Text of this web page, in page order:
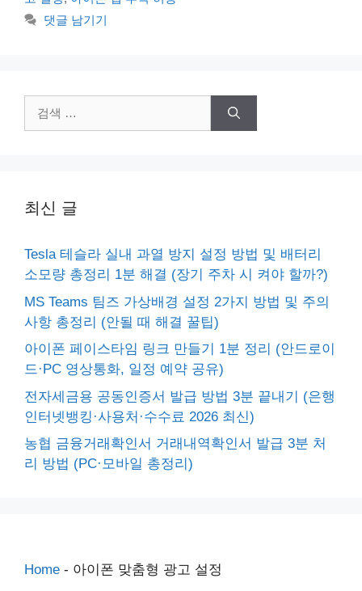
리
댓글 남기기
최신 글
Tesla 테슬라 실내 과열 방지 설정 방법 및 배터리
소모량 총정리 1분 해결 (장기 주차 시 켜야 할까?)
MS Teams 팀즈 가상배경 설정 2가지 방법 및 주의
사항 총정리 (안될 때 해결 꿀팁)
아이폰 페이스타임 링크 만들기 1분 정리 (안드로이
드·PC 영상통화, 일정 예약 공유)
전자세금용 공동인증서 발급 방법 3분 끝내기 (은행
인터넷뱅킹·사용처·수수료 2026 최신)
농협 금융거래확인서 거래내역확인서 발급 3분 처
리 방법 (PC·모바일 총정리)
Home - 아이폰 맞춤형 광고 설정